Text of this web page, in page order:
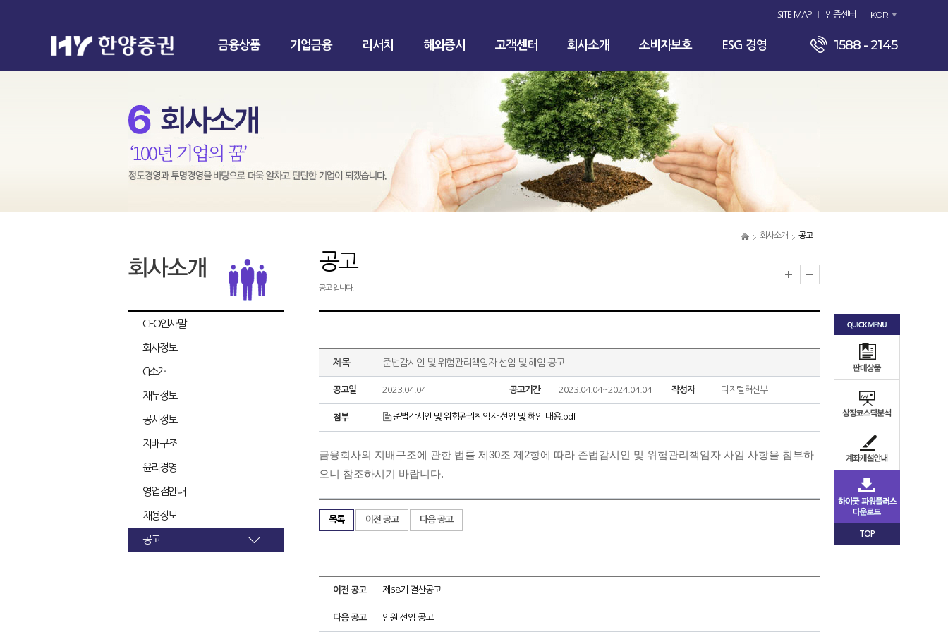
SITE MAP 인증센터 KOR
금융상품 기업금융 리서치 해외증시 고객센터 회사소개 소비자보호 ESG 경영 1588 - 2145
회사소개 공고
CEO인사말
회사정보
CI소개
재무정보
공시정보
지배구조
윤리경영
영업점안내
채용정보
공고
공고
공고 입니다.
제목 준법감시인 및 위험관리책임자 선임 및 해임 공고
공고일 2023.04.04 공고기간 2023.04.04~2024.04.04 작성자 디지털혁신부
첨부 준법감시인 및 위험관리책임자 선임 및 해임 내용.pdf
금융회사의 지배구조에 관한 법률 제30조 제2항에 따라 준법감시인 및 위험관리책임자 사임 사항을 첨부하
오니 참조하시기 바랍니다.
목록 이전 공고 다음 공고
이전 공고 제68기 결산공고
다음 공고 임원 선임 공고
TOP